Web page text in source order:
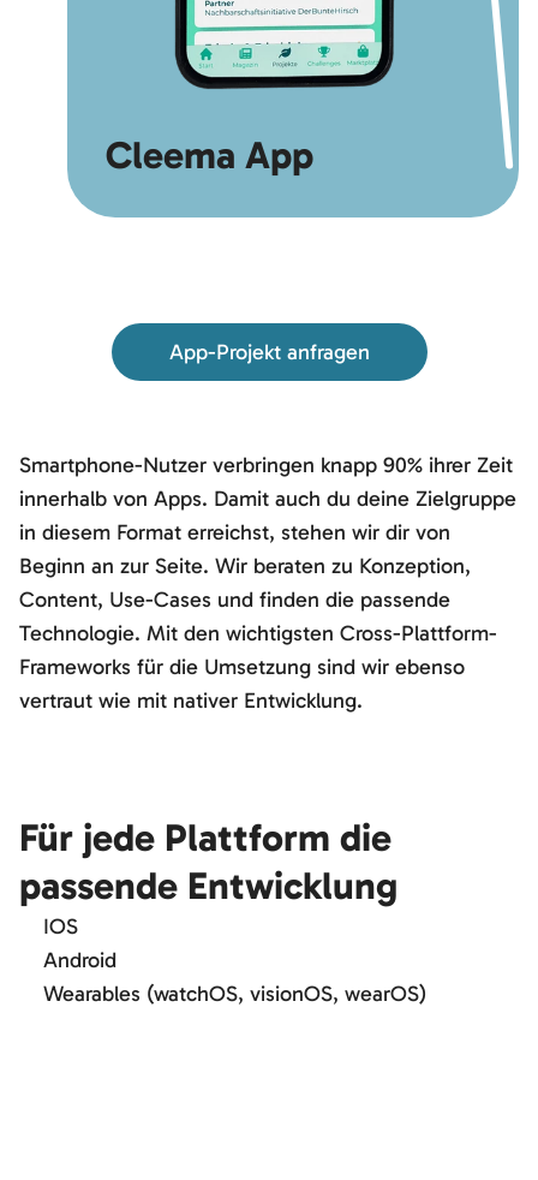
Cleema App
App-Projekt anfragen
Smartphone-Nutzer verbringen knapp 90% ihrer Zeit
innerhalb von Apps. Damit auch du deine Zielgruppe
in diesem Format erreichst, stehen wir dir von
Beginn an zur Seite. Wir beraten zu Konzeption,
Content, Use-Cases und finden die passende
Technologie. Mit den wichtigsten Cross-Plattform-
Frameworks für die Umsetzung sind wir ebenso
vertraut wie mit nativer Entwicklung.
Für jede Plattform die
passende Entwicklung
IOS
Android
Wearables (watchOS, visionOS, wearOS)